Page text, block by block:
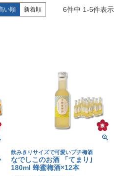
い順 新着順 6件中 1-6件表示
飲みきりサイズで可愛いプチ梅酒
なでしこのお酒 「てまり｣
180ml 蜂蜜梅酒×12本